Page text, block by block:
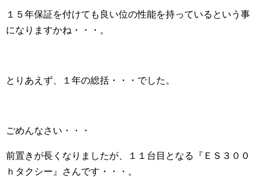
１５年保証を付けても良い位の性能を持っているという事
になりますかね・・・。
とりあえず、１年の総括・・・でした。
ごめんなさい・・・
前置きが長くなりましたが、１１台目となる『ＥＳ３００
ｈタクシー』さんです・・・。